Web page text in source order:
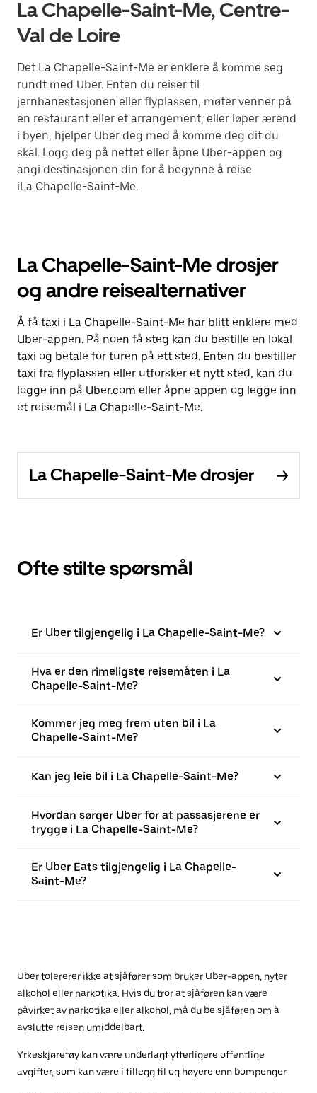
La Chapelle-Saint-Me, Centre-
Val de Loire
Det La Chapelle-Saint-Me er enklere å komme seg
rundt med Uber. Enten du reiser til
jernbanestasjonen eller flyplassen, møter venner på
en restaurant eller et arrangement, eller løper ærend
i byen, hjelper Uber deg med å komme deg dit du
skal. Logg deg på nettet eller åpne Uber-appen og
angi destinasjonen din for å begynne å reise
iLa Chapelle-Saint-Me.
La Chapelle-Saint-Me drosjer
og andre reisealternativer
Å få taxi i La Chapelle-Saint-Me har blitt enklere med
Uber-appen. På noen få steg kan du bestille en lokal
taxi og betale for turen på ett sted. Enten du bestiller
taxi fra flyplassen eller utforsker et nytt sted, kan du
logge inn på Uber.com eller åpne appen og legge inn
et reisemål i La Chapelle-Saint-Me.
La Chapelle-Saint-Me drosjer
Ofte stilte spørsmål
Er Uber tilgjengelig i La Chapelle-Saint-Me?
Hva er den rimeligste reisemåten i La
Chapelle-Saint-Me?
Kommer jeg meg frem uten bil i La
Chapelle-Saint-Me?
Kan jeg leie bil i La Chapelle-Saint-Me?
Hvordan sørger Uber for at passasjerene er
trygge i La Chapelle-Saint-Me?
Er Uber Eats tilgjengelig i La Chapelle-
Saint-Me?
Uber tolererer ikke at sjåfører som bruker Uber-appen, nyter
alkohol eller narkotika. Hvis du tror at sjåføren kan være
påvirket av narkotika eller alkohol, må du be sjåføren om å
avslutte reisen umiddelbart.
Yrkeskjøretøy kan være underlagt ytterligere offentlige
avgifter, som kan være i tillegg til og høyere enn bompenger.